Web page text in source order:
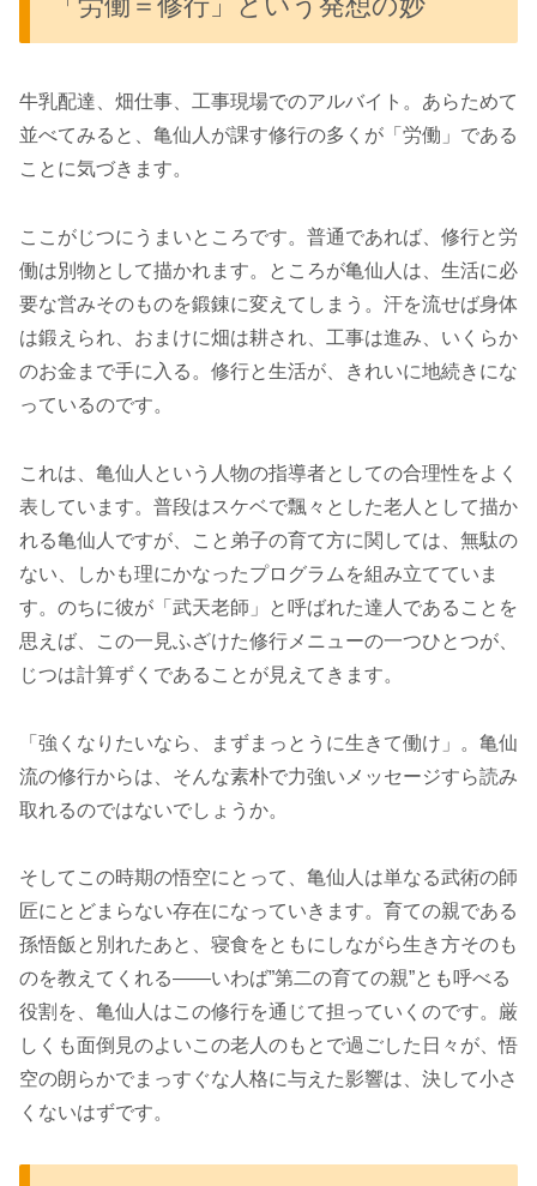
牛乳配達、畑仕事、工事現場でのアルバイト。あらためて
並べてみると、亀仙人が課す修行の多くが「労働」である
ことに気づきます。
ここがじつにうまいところです。普通であれば、修行と労
働は別物として描かれます。ところが亀仙人は、生活に必
要な営みそのものを鍛錬に変えてしまう。汗を流せば身体
は鍛えられ、おまけに畑は耕され、工事は進み、いくらか
のお金まで手に入る。修行と生活が、きれいに地続きにな
っているのです。
これは、亀仙人という人物の指導者としての合理性をよく
表しています。普段はスケベで飄々とした老人として描か
れる亀仙人ですが、こと弟子の育て方に関しては、無駄の
ない、しかも理にかなったプログラムを組み立てていま
す。のちに彼が「武天老師」と呼ばれた達人であることを
思えば、この一見ふざけた修行メニューの一つひとつが、
じつは計算ずくであることが見えてきます。
「強くなりたいなら、まずまっとうに生きて働け」。亀仙
流の修行からは、そんな素朴で力強いメッセージすら読み
取れるのではないでしょうか。
そしてこの時期の悟空にとって、亀仙人は単なる武術の師
匠にとどまらない存在になっていきます。育ての親である
孫悟飯と別れたあと、寝食をともにしながら生き方そのも
のを教えてくれる――いわば”第二の育ての親”とも呼べる
役割を、亀仙人はこの修行を通じて担っていくのです。厳
しくも面倒見のよいこの老人のもとで過ごした日々が、悟
空の朗らかでまっすぐな人格に与えた影響は、決して小さ
くないはずです。